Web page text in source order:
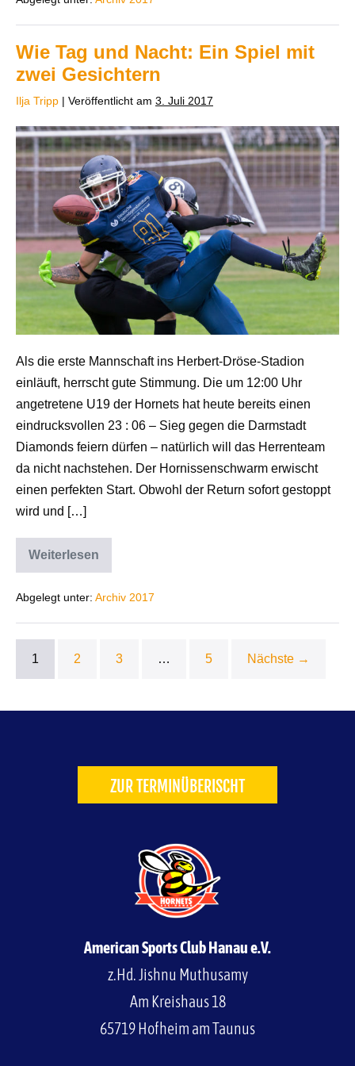
Wie Tag und Nacht: Ein Spiel mit
zwei Gesichtern
Ilja Tripp | Veröffentlicht am 3. Juli 2017
Als die erste Mannschaft ins Herbert-Dröse-Stadion
einläuft, herrscht gute Stimmung. Die um 12:00 Uhr
angetretene U19 der Hornets hat heute bereits einen
eindrucksvollen 23 : 06 – Sieg gegen die Darmstadt
Diamonds feiern dürfen – natürlich will das Herrenteam
da nicht nachstehen. Der Hornissenschwarm erwischt
einen perfekten Start. Obwohl der Return sofort gestoppt
wird und […]
Weiterlesen
Abgelegt unter: Archiv 2017
1 2 3 … 5 Nächste →
ZUR TERMINÜBERISCHT
American Sports Club Hanau e.V.
z.Hd. Jishnu Muthusamy
Am Kreishaus 18
65719 Hofheim am Taunus